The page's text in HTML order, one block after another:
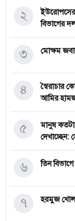
বিভাগের
২
মোক্ষম
৩
স্বৈরাচার
আমির
৪
মানুষ কতটা
৫
তিন
৬
হরমুজ
৭